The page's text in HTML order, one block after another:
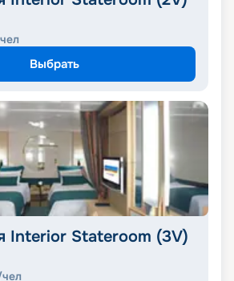
Выбрать
Interior Stateroom (3V)